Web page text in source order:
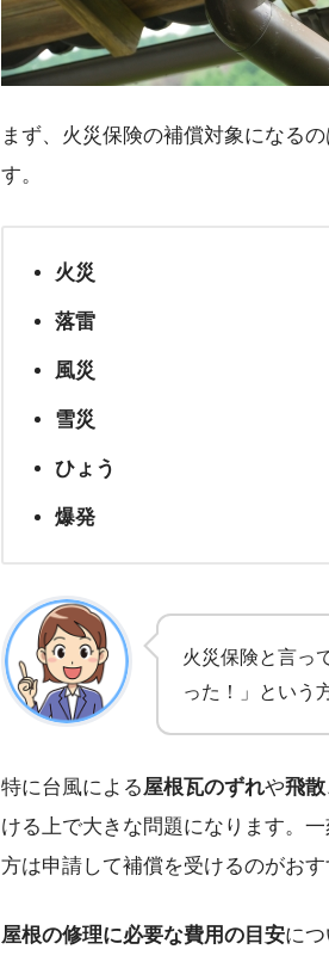
まず、火災保険の補償対象になるの
す。
火災
落雷
風災
雪災
ひょう
爆発
火災保険と言っ
った！」という
特に台風による 屋根瓦のずれや飛散
ける上で大きな問題になります。
方は申請して補償を受けるのがおす
屋根の修理に必要な費用の目安に